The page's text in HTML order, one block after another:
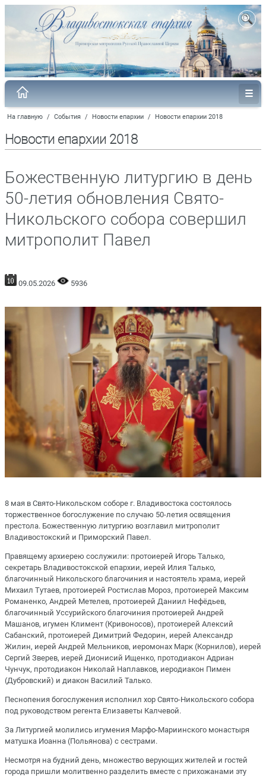
На главную / События / Новости епархии / Новости епархии 2018
Новости епархии 2018
Божественную литургию в день
50-летия обновления Свято-
Никольского собора совершил
митрополит Павел
09.05.2026 5936
8 мая в Свято-Никольском соборе г. Владивостока состоялось
торжественное богослужение по случаю 50-летия освящения
престола. Божественную литургию возглавил митрополит
Владивостокский и Приморский Павел.
Правящему архиерею сослужили: протоиерей Игорь Талько,
секретарь Владивостокской епархии, иерей Илия Талько,
благочинный Никольского благочиния и настоятель храма, иерей
Михаил Тутаев, протоиерей Ростислав Мороз, протоиерей Максим
Романенко, Андрей Метелев, протоиерей Даниил Нефёдьев,
благочинный Уссурийского благочиния протоиерей Андрей
Машанов, игумен Климент (Кривоносов), протоиерей Алексий
Сабанский, протоиерей Димитрий Федорин, иерей Александр
Жилин, иерей Андрей Мельников, иеромонах Марк (Корнилов), иерей
Сергий Зверев, иерей Дионисий Ищенко, протодиакон Адриан
Чунчук, протодиакон Николай Наплавков, иеродиакон Пимен
(Дубровский) и диакон Василий Талько.
Песнопения богослужения исполнил хор Свято-Никольского собора
под руководством регента Елизаветы Калчевой.
За Литургией молились игумения Марфо-Мариинского монастыря
матушка Иоанна (Польянова) с сестрами.
Несмотря на будний день, множество верующих жителей и гостей
города пришли молитвенно разделить вместе с прихожанами эту